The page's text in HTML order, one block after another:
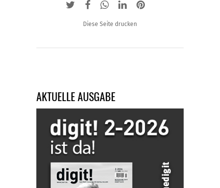
Diese Seite drucken
AKTUELLE AUSGABE